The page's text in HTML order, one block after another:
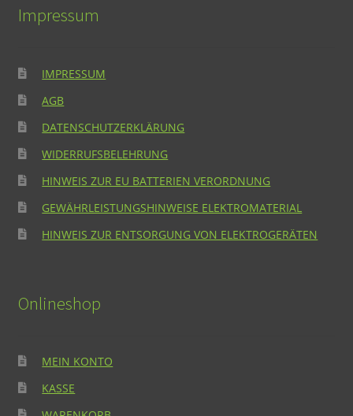
Impressum
IMPRESSUM
AGB
DATENSCHUTZERKLÄRUNG
WIDERRUFSBELEHRUNG
HINWEIS ZUR EU BATTERIEN VERORDNUNG
GEWÄHRLEISTUNGSHINWEISE ELEKTROMATERIAL
HINWEIS ZUR ENTSORGUNG VON ELEKTROGERÄTEN
Onlineshop
MEIN KONTO
KASSE